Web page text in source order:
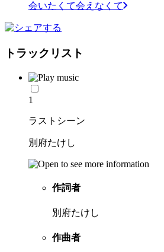
会いたくて会えなくて
トラックリスト
1
ラストシーン
別府たけし
作詞者
別府たけし
作曲者